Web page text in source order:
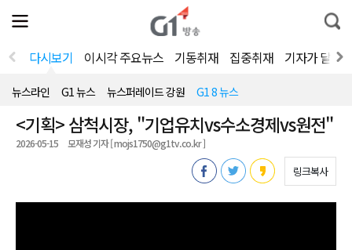
전
체
뉴
열
통
합
색
다시보기 이시각 주요뉴스 기동취재 집중취재 기자가 달려
뉴스라인 G1 뉴스 뉴스퍼레이드 강원 G1 8 뉴스
<기획> 삼척시장, "기업유치vs수소경제vs원전"
2026-05-15 모재성 기자 [ mojs1750@g1tv.co.kr ]
링크복사